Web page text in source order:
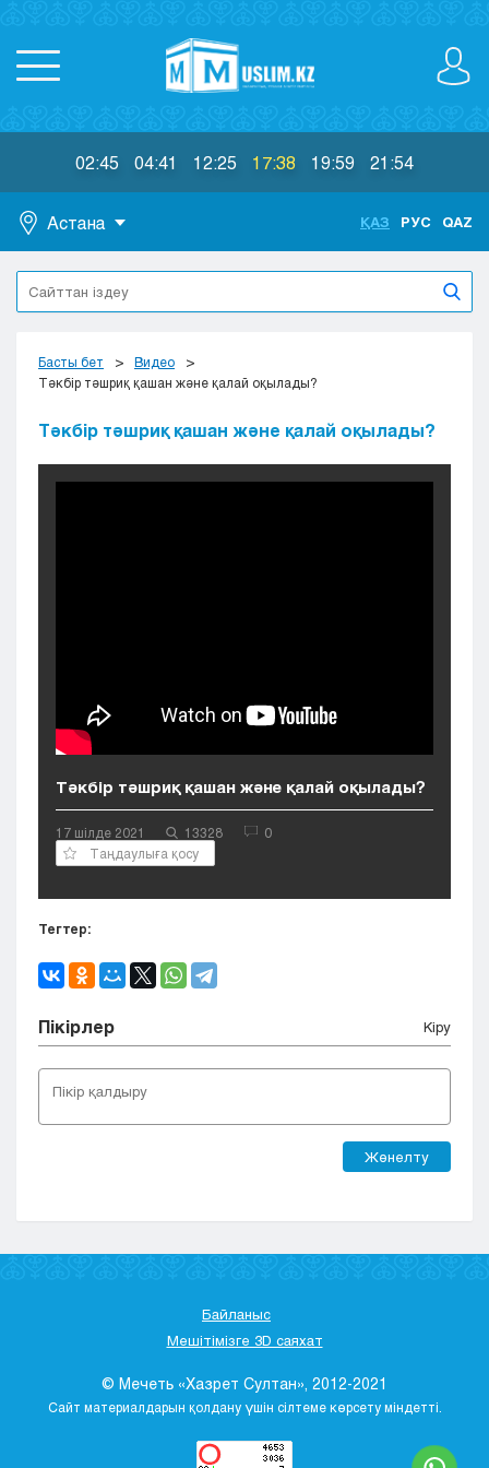
02:45 04:41 12:25 17:38 19:59 21:54
Астана
Астана
Алматы
Атырау
Караганда
Костанай
Усть-Каменогорск
Шымкент
ҚАЗ РУС QAZ
Басты бет
Видео
Тәкбір тәшриқ қашан және қалай оқылады?
Тәкбір тәшриқ қашан және қалай оқылады?
Тәкбір тәшриқ қашан және қалай оқылады?
17 шілде 2021 13328
0
Таңдаулыға қосу
Тегтер:
Пікірлер Кіру
Жөнелту
Байланыс
Мешітімізге 3D саяхат
© Мечеть «Хазрет Султан», 2012-2021
Сайт материалдарын қолдану үшін сілтеме көрсету міндетті.